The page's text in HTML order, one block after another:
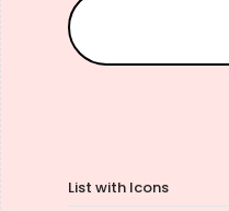
List with Icons